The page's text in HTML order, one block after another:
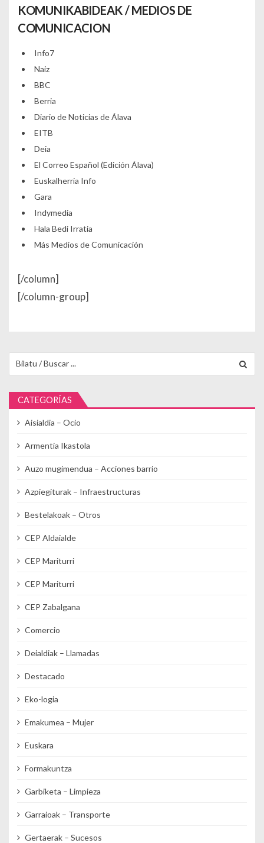
KOMUNIKABIDEAK / MEDIOS DE
COMUNICACION
Info7
Naiz
BBC
Berria
Diario de Noticias de Álava
EITB
Deia
El Correo Español (Edición Álava)
Euskalherria Info
Gara
Indymedia
Hala Bedi Irratia
Más Medios de Comunicación
[/column]
[/column-group]
CATEGORÍAS
Aisialdia – Ocio
Armentia Ikastola
Auzo mugimendua – Acciones barrio
Azpiegiturak – Infraestructuras
Bestelakoak – Otros
CEP Aldaialde
CEP Mariturri
CEP Mariturri
CEP Zabalgana
Comercio
Deialdiak – Llamadas
Destacado
Eko-logia
Emakumea – Mujer
Euskara
Formakuntza
Garbiketa – Limpieza
Garraioak – Transporte
Gertaerak – Sucesos